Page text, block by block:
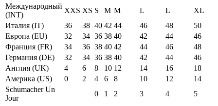
Международный
(INT)
XXS XS S M M L L
XL
Италия (IT)
36 38 40 42 44 46 48
50
Европа (EU)
32 34 36 38 40 42 44
46
Франция (FR)
34 36 38 40 42 44 46
48
Германия (DE)
32 34 36 38 40 42 44
46
Англия (UK)
4 6 8 10 12 14 16
18
Америка (US)
0 2 4 6 8 10 12
14
Schumacher Un
Jour
0 1 2 3 4
5